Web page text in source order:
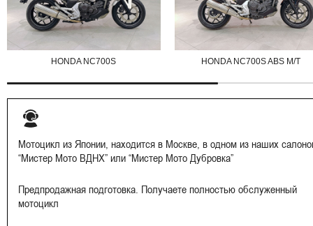
HONDA NC700S HONDA NC700S ABS M/T
Мотоцикл из Японии, находится в Москве, в одном из наших
“Мистер Мото ВДНХ” или “Мистер Мото Дубровка”
Предпродажная подготовка. Получаете полностью обслуженный
мотоцикл